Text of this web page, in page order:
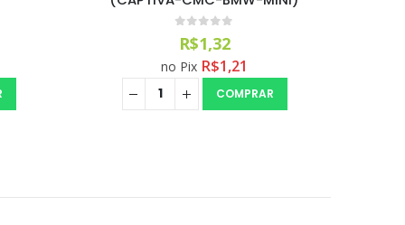
out of 5
R$1,32
no Pix R$1,21
COMPRAR